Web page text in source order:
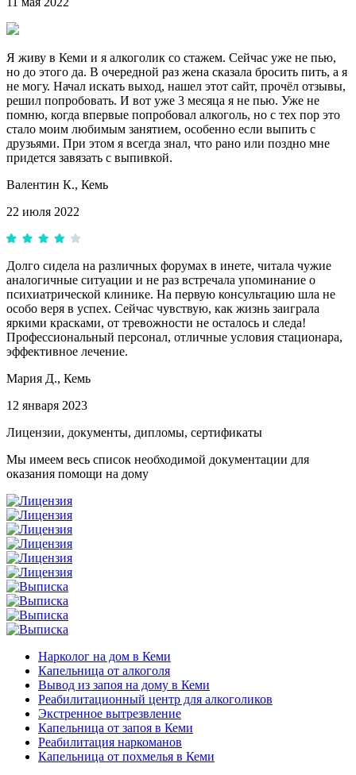
Я живу в Кеми и я алкоголик со стажем. Сейчас уже не пью,
но до этого да. В очередной раз жена сказала бросить пить, а я
не могу. Начал искать выход, нашел этот сайт, прочёл отзывы,
решил попробовать. И вот уже 3 месяца я не пью. Уже не
помню, когда впервые попробовал алкоголь, но с тех пор это
стало моим любимым занятием, особенно если выпить с
друзьями. При этом я всегда знал, что рано или поздно мне
придется завязать с выпивкой.
Валентин К., Кемь
22 июля 2022
Долго сидела на различных форумах в инете, читала чужие
аналогичные ситуации и не раз встречала упоминание о
психиатрической клинике. На первую консультацию шла не
особо веря в успех. Сейчас чувствую, как жизнь заиграла
яркими красками, от тревожности не осталось и следа!
Профессиональный персонал, отличные условия стационара,
эффективное лечение.
Мария Д., Кемь
12 января 2023
Лицензии, документы, дипломы, сертификаты
Мы имеем весь список необходимой документации для
оказания помощи на дому
Нарколог на дом в Кеми
Капельница от алкоголя
Вывод из запоя на дому в Кеми
Реабилитационный центр для алкоголиков
Экстренное вытрезвление
Капельница от запоя в Кеми
Реабилитация наркоманов
Капельница от похмелья в Кеми